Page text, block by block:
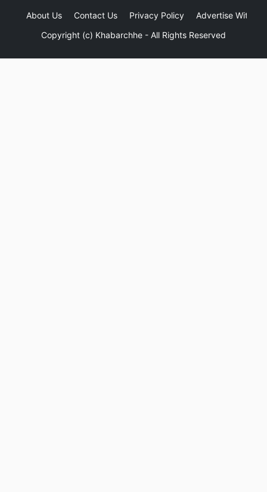
About Us Contact Us Privacy Policy
Advertise With Us
Copyright (c) Khabarchhe - All Rights Reserved